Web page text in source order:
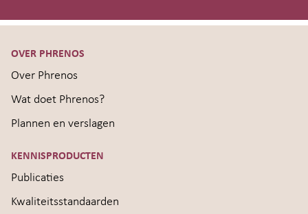
OVER PHRENOS
Over Phrenos
Wat doet Phrenos?
Plannen en verslagen
KENNISPRODUCTEN
Publicaties
Kwaliteitsstandaarden